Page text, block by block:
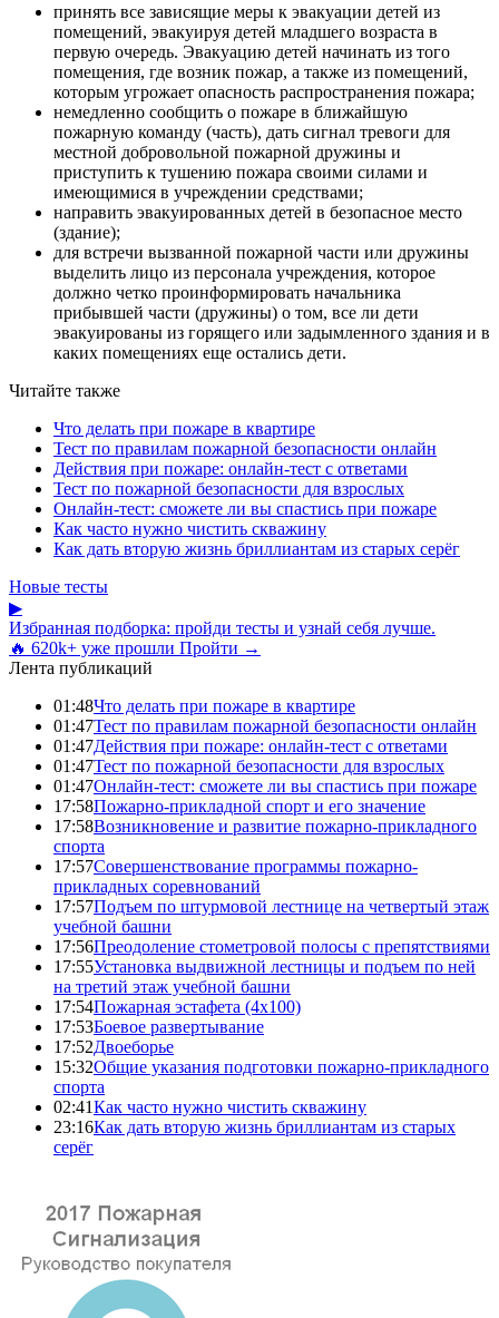
принять все зависящие меры к эвакуации детей из
помещений, эвакуируя детей младшего возраста в
первую очередь. Эвакуацию детей начинать из того
помещения, где возник пожар, а также из помещений,
которым угрожает опасность распространения пожара;
немедленно сообщить о пожаре в ближайшую
пожарную команду (часть), дать сигнал тревоги для
местной добровольной пожарной дружины и
приступить к тушению пожара своими силами и
имеющимися в учреждении средствами;
направить эвакуированных детей в безопасное место
(здание);
для встречи вызванной пожарной части или дружины
выделить лицо из персонала учреждения, которое
должно четко проинформировать начальника
прибывшей части (дружины) о том, все ли дети
эвакуированы из горящего или задымленного здания и в
каких помещениях еще остались дети.
Читайте также
Что делать при пожаре в квартире
Тест по правилам пожарной безопасности онлайн
Действия при пожаре: онлайн-тест с ответами
Тест по пожарной безопасности для взрослых
Онлайн-тест: сможете ли вы спастись при пожаре
Как часто нужно чистить скважину
Как дать вторую жизнь бриллиантам из старых серёг
Новые тесты
▶
Избранная подборка: пройди тесты и узнай себя лучше.
🔥 620k+ уже прошли Пройти →
Лента публикаций
01:48Что делать при пожаре в квартире
01:47Тест по правилам пожарной безопасности онлайн
01:47Действия при пожаре: онлайн-тест с ответами
01:47Тест по пожарной безопасности для взрослых
01:47Онлайн-тест: сможете ли вы спастись при пожаре
17:58Пожарно-прикладной спорт и его значение
17:58Возникновение и развитие пожарно-прикладного
спорта
17:57Совершенствование программы пожарно-
прикладных соревнований
17:57Подъем по штурмовой лестнице на четвертый этаж
учебной башни
17:56Преодоление стометровой полосы с препятствиями
17:55Установка выдвижной лестницы и подъем по ней
на третий этаж учебной башни
17:54Пожарная эстафета (4x100)
17:53Боевое развертывание
17:52Двоеборье
15:32Общие указания подготовки пожарно-прикладного
спорта
02:41Как часто нужно чистить скважину
23:16Как дать вторую жизнь бриллиантам из старых
серёг